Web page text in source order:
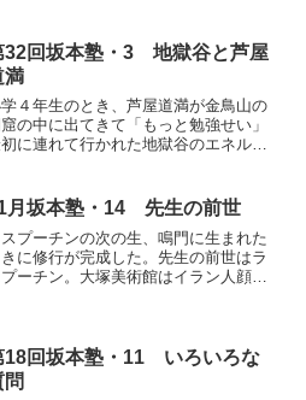
国が戦勝国を名乗るトランプは昔の
リカの策略の間違いを...
32回坂本塾・3 地獄谷と芦屋
満
４年生のとき、芦屋道満が金鳥山の
の中に出てきて「もっと勉強せい」
に連れて行かれた地獄谷のエネルギ
魔王も出てくる、撮影、舞った木の
はUFO金鳥山の入口を...
月坂本塾・14 先生の前世
プーチンの次の生、鳴門に生まれた
きに修行が完成した。先生の前世はラ
プーチン。大塚美術館はイラン人顔宇
ラスプーチンがなくな...
18回坂本塾・11 いろいろな
問